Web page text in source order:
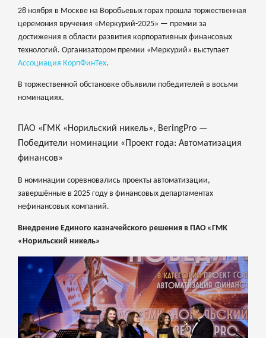
28 ноября в Москве на Воробьевых горах прошла торжественная
церемония вручения «Меркурий-2025» — премии за
достижения в области развития корпоративных финансовых
технологий. Организатором премии «Меркурий» выступает
Ассоциация КорпФинТех.
В торжественной обстановке объявили победителей в восьми
номинациях.
ПАО «ГМК «Норильский никель», BeringPro —
Победители номинации «Проект года: Автоматизация
финансов»
В номинации соревновались проекты автоматизации,
завершённые в 2025 году в финансовых департаментах
нефинансовых компаний.
Внедрение Единого казначейского решения в ПАО «ГМК
«Норильский никель»